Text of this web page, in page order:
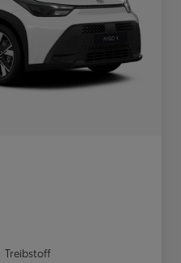
Treibstoff